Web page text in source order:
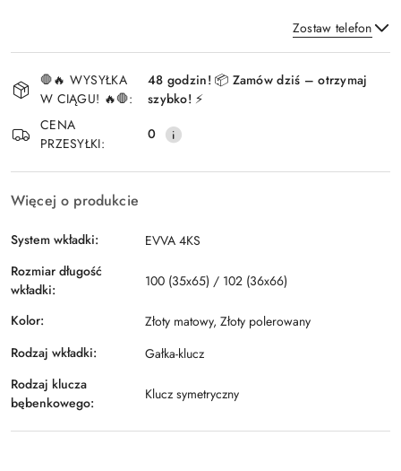
Zostaw telefon
Wyślij
Dostępność
i
dostawa
🛑🔥 WYSYŁKA
W CIĄGU! 🔥🛑:
48 godzin! 📦 Zamów dziś – otrzymaj
szybko! ⚡
CENA
PRZESYŁKI:
0
Więcej o produkcie
System wkładki:
EVVA 4KS
Rozmiar długość
wkładki:
100 (35x65) / 102 (36x66)
Kolor:
Złoty matowy, Złoty polerowany
Rodzaj wkładki:
Gałka-klucz
Rodzaj klucza
bębenkowego:
Klucz symetryczny